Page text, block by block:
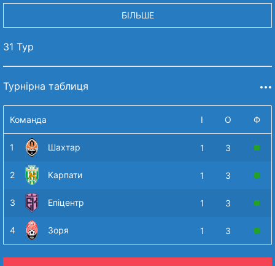
БІЛЬШЕ
31 Тур
Турнірна таблиця
Команда І О Ф
1 Шахтар 1 3
2 Карпати 1 3
3 Епіцентр 1 3
4 Зоря 1 3